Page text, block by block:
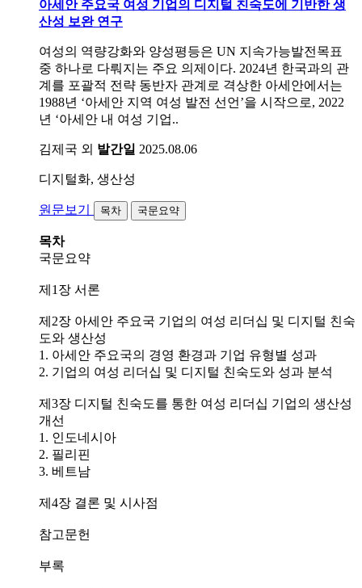
아세안 주요국 여성 기업의 디지털 친숙도에 기반한 생
산성 보완 연구
여성의 역량강화와 양성평등은 UN 지속가능발전목표
중 하나로 다뤄지는 주요 의제이다. 2024년 한국과의 관
계를 포괄적 전략 동반자 관계로 격상한 아세안에서는
1988년 ‘아세안 지역 여성 발전 선언’을 시작으로, 2022
년 ‘아세안 내 여성 기업..
김제국 외 발간일 2025.08.06
디지털화, 생산성
원문보기 목차 국문요약
목차
국문요약
제1장 서론
제2장 아세안 주요국 기업의 여성 리더십 및 디지털 친숙
도와 생산성
1. 아세안 주요국의 경영 환경과 기업 유형별 성과
2. 기업의 여성 리더십 및 디지털 친숙도와 성과 분석
제3장 디지털 친숙도를 통한 여성 리더십 기업의 생산성
개선
1. 인도네시아
2. 필리핀
3. 베트남
제4장 결론 및 시사점
참고문헌
부록